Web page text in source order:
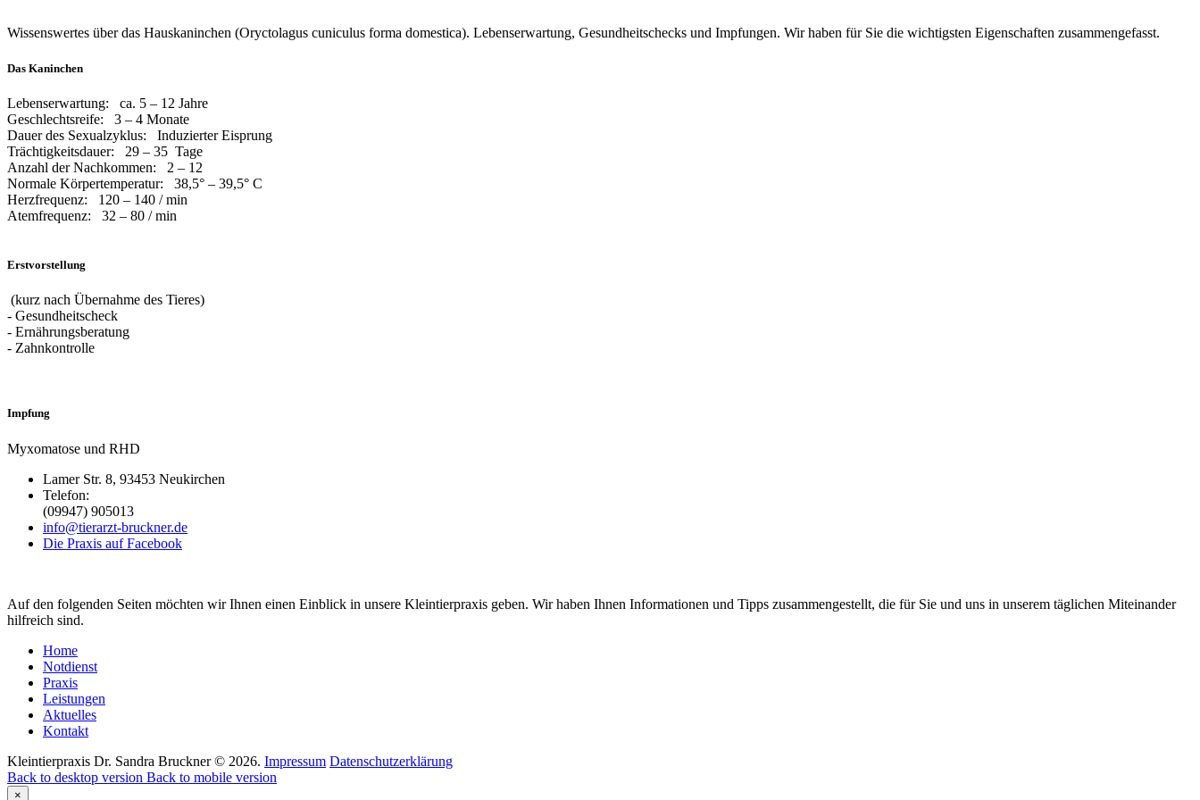
Wissenswertes über das Hauskaninchen (Oryctolagus cuniculus forma domestica). Lebenserwartung, Gesundheitschecks und Impfungen. Wir haben für Sie die wichtigsten Eigenschaften zusammengefasst.
Das Kaninchen
Lebenserwartung: ca. 5 – 12 Jahre
Geschlechtsreife: 3 – 4 Monate
Dauer des Sexualzyklus: Induzierter Eisprung
Trächtigkeitsdauer: 29 – 35 Tage
Anzahl der Nachkommen: 2 – 12
Normale Körpertemperatur: 38,5° – 39,5° C
Herzfrequenz: 120 – 140 / min
Atemfrequenz: 32 – 80 / min
Erstvorstellung
(kurz nach Übernahme des Tieres)
- Gesundheitscheck
- Ernährungsberatung
- Zahnkontrolle
Impfung
Myxomatose und RHD
Lamer Str. 8, 93453 Neukirchen
Telefon:
(09947) 905013
info@tierarzt-bruckner.de
Die Praxis auf Facebook
Auf den folgenden Seiten möchten wir Ihnen einen Einblick in unsere Kleintierpraxis geben. Wir haben Ihnen Informationen und Tipps zusammengestellt, die für Sie und uns in unserem täglichen Miteinander
hilfreich sind.
Home
Notdienst
Praxis
Leistungen
Aktuelles
Kontakt
Kleintierpraxis Dr. Sandra Bruckner © 2026. Impressum Datenschutzerklärung
Back to desktop version Back to mobile version
×